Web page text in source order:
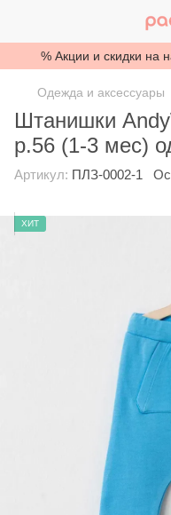
% Акции и скидки на
Одежда и аксессуары
Штанишки
р.56 (1-3 мес)
Артикул: ПЛЗ-0002-1
ХИТ